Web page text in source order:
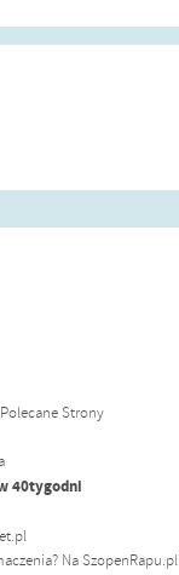
Strony
40tygodni
Na SzopenRapu.pl